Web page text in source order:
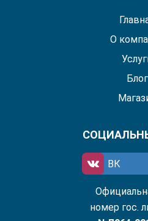
О
Блог
ВК
номер гос.